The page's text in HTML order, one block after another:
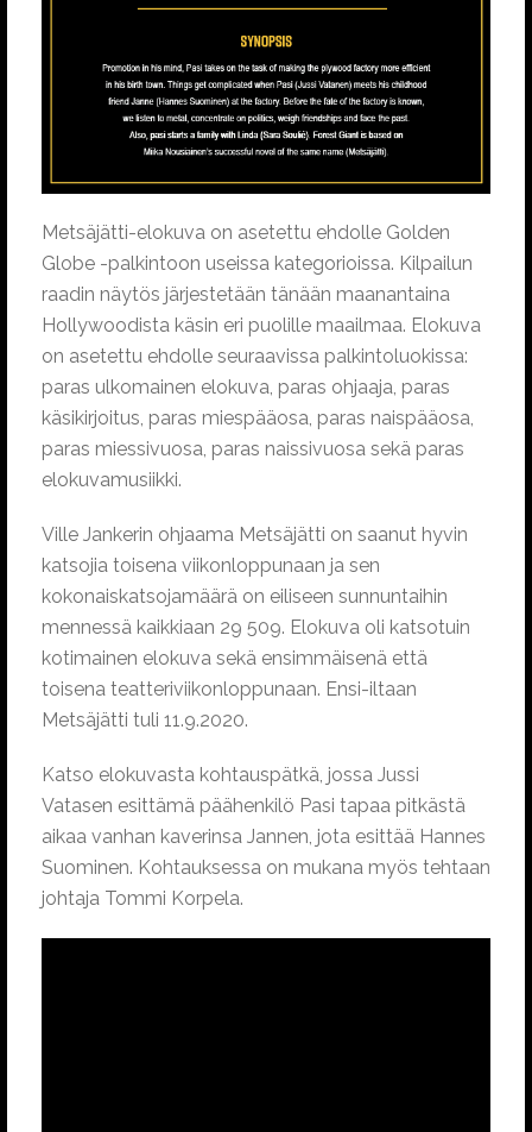
Metsäjätti-elokuva on asetettu ehdolle Golden
Globe -palkintoon useissa kategorioissa. Kilpailun
raadin näytös järjestetään tänään maanantaina
Hollywoodista käsin eri puolille maailmaa. Elokuva
on asetettu ehdolle seuraavissa palkintoluokissa:
paras ulkomainen elokuva, paras ohjaaja, paras
käsikirjoitus, paras miespääosa, paras naispääosa,
paras miessivuosa, paras naissivuosa sekä paras
elokuvamusiikki.
Ville Jankerin ohjaama Metsäjätti on saanut hyvin
katsojia toisena viikonloppunaan ja sen
kokonaiskatsojamäärä on eiliseen sunnuntaihin
mennessä kaikkiaan 29 509. Elokuva oli katsotuin
kotimainen elokuva sekä ensimmäisenä että
toisena teatteriviikonloppunaan. Ensi-iltaan
Metsäjätti tuli 11.9.2020.
Katso elokuvasta kohtauspätkä, jossa Jussi
Vatasen esittämä päähenkilö Pasi tapaa pitkästä
aikaa vanhan kaverinsa Jannen, jota esittää Hannes
Suominen. Kohtauksessa on mukana myös tehtaan
johtaja Tommi Korpela.